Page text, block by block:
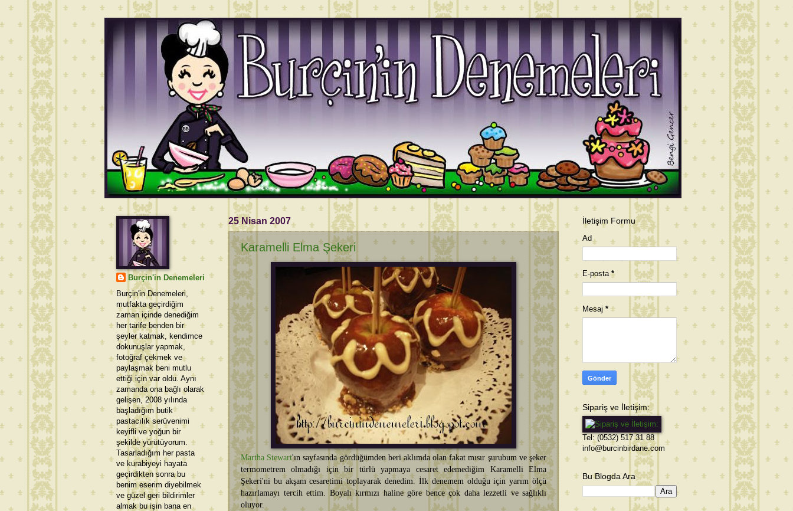
25 Nisan 2007
Karamelli Elma Şekeri
Martha Stewart'ın sayfasında gördüğümden beri aklımda olan fakat mısır şurubum ve şeker
termometrem olmadığı için bir türlü yapmaya cesaret edemediğim Karamelli Elma
Şekeri'ni bu akşam cesaretimi toplayarak denedim. İlk denemem olduğu için yarım ölçü
hazırlamayı tercih ettim. Boyalı kırmızı haline göre bence çok daha lezzetli ve sağlıklı
oluyor.
Burçin'in Denemeleri
Burçin'in Denemeleri,
mutfakta geçirdiğim
zaman içinde denediğim
her tarife benden bir
şeyler katmak, kendimce
dokunuşlar yapmak,
fotoğraf çekmek ve
paylaşmak beni mutlu
ettiği için var oldu. Aynı
zamanda ona bağlı olarak
gelişen, 2008 yılında
başladığım butik
pastacılık serüvenimi
keyifli ve yoğun bir
şekilde yürütüyorum.
Tasarladığım her pasta
ve kurabiyeyi hayata
geçirdikten sonra bu
benim eserim diyebilmek
ve güzel geri bildirimler
almak bu işin bana en
İletişim Formu
Ad
E-posta*
Mesaj *
Sipariş ve İletişim:
Tel: (0532) 517 31 88
info@burcinbirdane.com
Bu Blogda Ara